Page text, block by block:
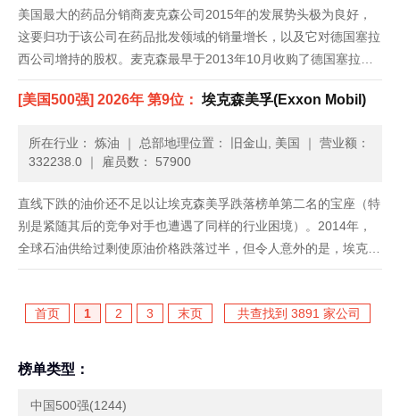
美国最大的药品分销商麦克森公司2015年的发展势头极为良好，
这要归功于该公司在药品批发领域的销量增长，以及它对德国塞拉
西公司增持的股权。麦克森最早于2013年10月收购了德国塞拉西
公司50.1%的股份，从而使其在全球通用药物市场上占据了更大的
份额。去年年初，总部位于美国旧金山的麦克森公司一举收购了
[美国500强] 2026年 第9位： 埃克森美孚(Exxon Mobil)
所在行业： 炼油 ｜ 总部地理位置： 旧金山, 美国 ｜ 营业额：
332238.0 ｜ 雇员数： 57900
直线下跌的油价还不足以让埃克森美孚跌落榜单第二名的宝座（特
别是紧随其后的竞争对手也遭遇了同样的行业困境）。2014年，
全球石油供给过剩使原油价格跌落过半，但令人意外的是，埃克森
美孚2014年收入跌幅（6.1%）却小于2013年。其2014年净利润基
首页
1 2 3 末页 共查找到 3891 家公司
榜单类型：
中国500强(1244)